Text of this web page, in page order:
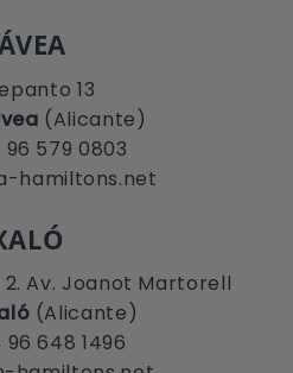
13
(Alicante)
579 0803
hamiltons.net
2. Av. Joanot Martorell
(Alicante)
96 648 1496